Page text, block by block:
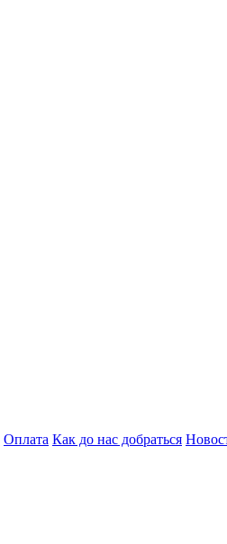
Оплата Как до нас добраться